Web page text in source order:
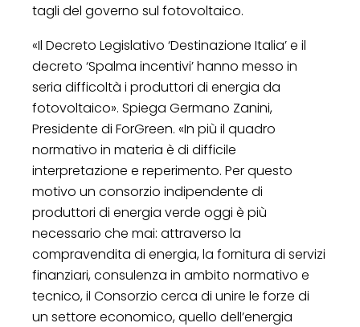
tagli del governo sul fotovoltaico.
«Il Decreto Legislativo ‘Destinazione Italia’ e il
decreto ‘Spalma incentivi’ hanno messo in
seria difficoltà i produttori di energia da
fotovoltaico». Spiega Germano Zanini,
Presidente di ForGreen. «In più il quadro
normativo in materia è di difficile
interpretazione e reperimento. Per questo
motivo un consorzio indipendente di
produttori di energia verde oggi è più
necessario che mai: attraverso la
compravendita di energia, la fornitura di servizi
finanziari, consulenza in ambito normativo e
tecnico, il Consorzio cerca di unire le forze di
un settore economico, quello dell’energia